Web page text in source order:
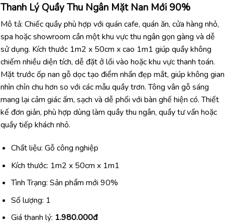
Thanh Lý Quầy Thu Ngân Mặt Nan Mới 90%
Mô tả: Chiếc quầy phù hợp với quán cafe, quán ăn, cửa hàng nhỏ,
spa hoặc showroom cần một khu vực thu ngân gọn gàng và dễ
sử dụng. Kích thước 1m2 x 50cm x cao 1m1 giúp quầy không
chiếm nhiều diện tích, dễ đặt ở lối vào hoặc khu vực thanh toán.
Mặt trước ốp nan gỗ dọc tạo điểm nhấn đẹp mắt, giúp không gian
nhìn chỉn chu hơn so với các mẫu quầy trơn. Tông vân gỗ sáng
mang lại cảm giác ấm, sạch và dễ phối với bàn ghế hiện có. Thiết
kế đơn giản, phù hợp dùng làm quầy thu ngân, quầy tư vấn hoặc
quầy tiếp khách nhỏ.
Chất liệu: Gỗ công nghiệp
Kích thước: 1m2 x 50cm x 1m1
Tình Trạng: Sản phẩm mới 90%
Số lượng: 1
Giá thanh lý: 1.980.000đ